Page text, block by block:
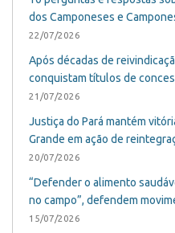
dos Camponeses e
22/07/2026
Após décadas de
conquistam títulos de
21/07/2026
Justiça do Pará mantém
Grande em ação de
20/07/2026
“Defender o alimento
no campo”, defendem
15/07/2026